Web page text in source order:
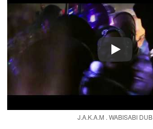
Play
J.A.K.A.M . WABISABI DUB